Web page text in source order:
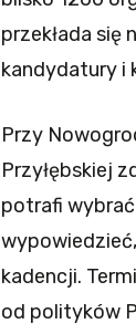
przekłada się
kandydatury i
Przy
Przyłębskiej
potrafi wybrać
kadencji.
od polityków